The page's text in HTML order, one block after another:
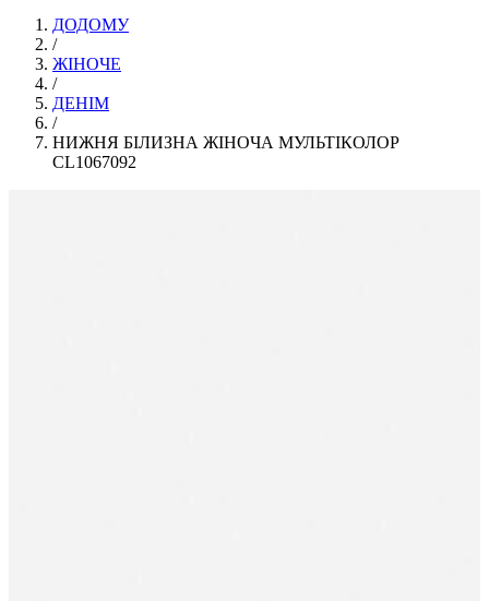
ДОДОМУ
/
ЖІНОЧЕ
/
ДЕНІМ
/
НИЖНЯ БІЛИЗНА ЖІНОЧА МУЛЬТІКОЛОР
CL1067092